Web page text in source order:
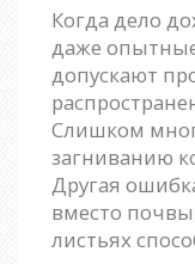
Когда дело
даже
допускают
Слишком
загниванию
Другая
вместо
листьях